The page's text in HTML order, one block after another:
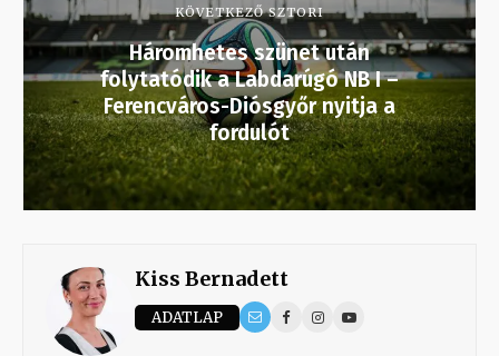
KÖVETKEZŐ SZTORI
Háromhetes szünet után
folytatódik a Labdarúgó NB I –
Ferencváros-Diósgyőr nyitja a
fordulót
Kiss Bernadett
ADATLAP